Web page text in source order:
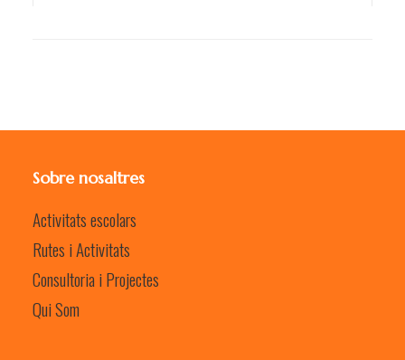
Sobre nosaltres
Activitats escolars
Rutes i Activitats
Consultoria i Projectes
Qui Som